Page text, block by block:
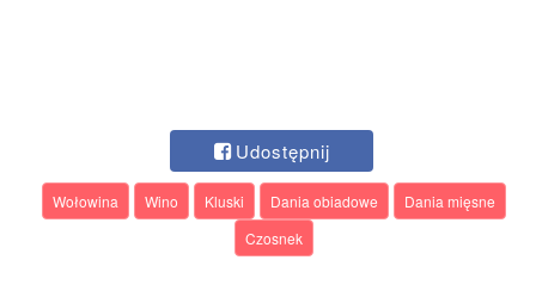
Udostępnij
Wołowina Wino Kluski Dania obiadowe
Dania mięsne
Czosnek